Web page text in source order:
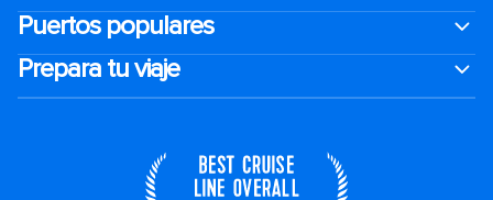
Puertos populares
Prepara tu viaje